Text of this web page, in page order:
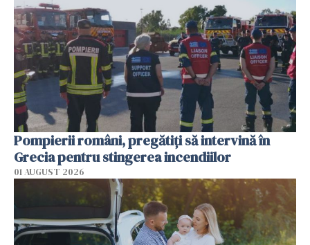
Pompierii români, pregătiţi să intervină în
Grecia pentru stingerea incendiilor
01 AUGUST 2026